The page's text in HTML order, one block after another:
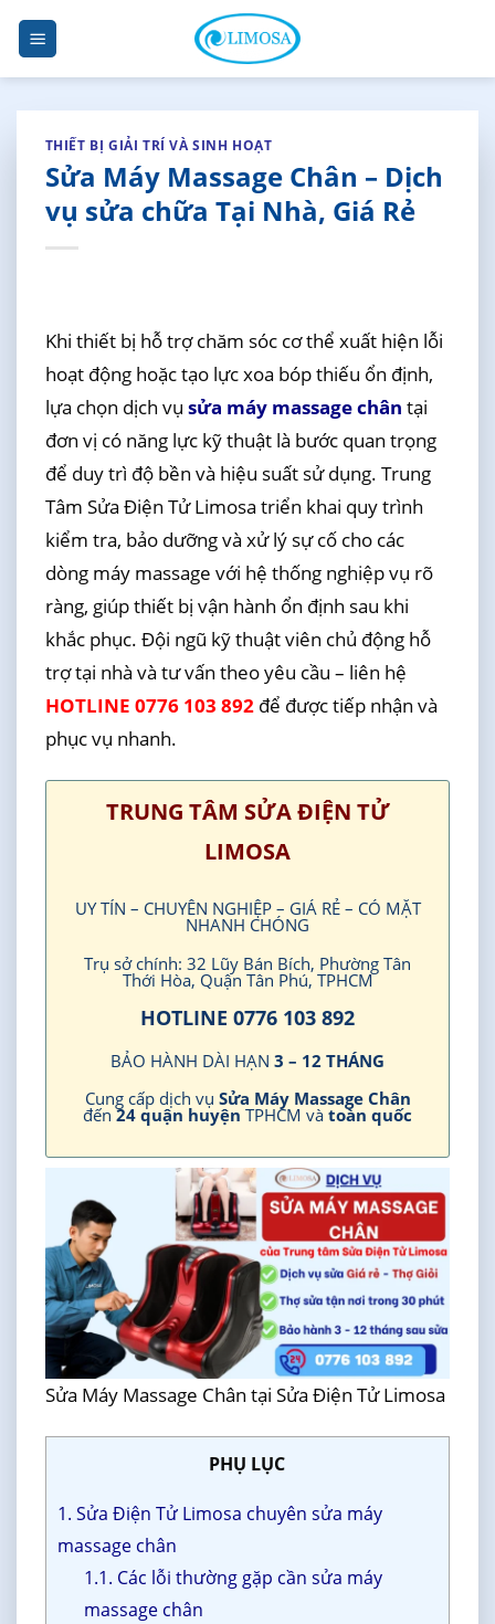
Skip
content
THIẾT BỊ GIẢI TRÍ VÀ SINH HOẠT
Sửa Máy Massage Chân – Dịch
vụ sửa chữa Tại Nhà, Giá Rẻ
Khi thiết bị hỗ trợ chăm sóc cơ thể xuất hiện lỗi
hoạt động hoặc tạo lực xoa bóp thiếu ổn định,
lựa chọn dịch vụ sửa máy massage chân tại
đơn vị có năng lực kỹ thuật là bước quan trọng
để duy trì độ bền và hiệu suất sử dụng. Trung
Tâm Sửa Điện Tử Limosa triển khai quy trình
kiểm tra, bảo dưỡng và xử lý sự cố cho các
dòng máy massage với hệ thống nghiệp vụ rõ
ràng, giúp thiết bị vận hành ổn định sau khi
khắc phục. Đội ngũ kỹ thuật viên chủ động hỗ
trợ tại nhà và tư vấn theo yêu cầu – liên hệ
HOTLINE 0776 103 892để được tiếp nhận và
phục vụ nhanh.
TRUNG TÂM SỬA ĐIỆN TỬ
LIMOSA
UY TÍN – CHUYÊN NGHIỆP – GIÁ RẺ – CÓ MẶT
NHANH CHÓNG
Trụ sở chính: 32 Lũy Bán Bích, Phường Tân
Thới Hòa, Quận Tân Phú, TPHCM
HOTLINE 0776 103 892
BẢO HÀNH DÀI HẠN 3 – 12 THÁNG
Cung cấp dịch vụ Sửa Máy Massage Chân
đến24 quận huyện TPHCM và toàn quốc
Sửa Máy Massage Chân tại Sửa Điện Tử Limosa
PHỤ LỤC
1. Sửa Điện Tử Limosa chuyên sửa máy
massage chân
1.1. Các lỗi thường gặp cần sửa máy
massage chân